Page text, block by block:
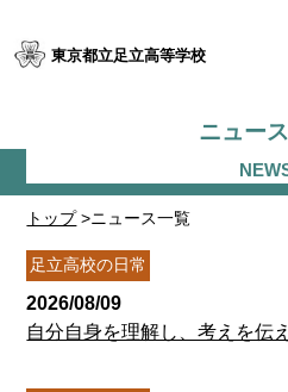
東京都立足立高等学校
トップ>ニュース一覧
ニュー
足立高校の日常
2026/08/09
自分自身を理解し、考えを伝